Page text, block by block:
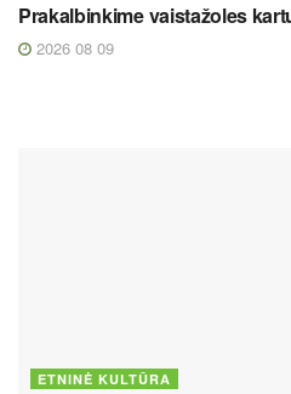
Prakalbinkime vaistažoles
2026 08 09
ETNINĖ KULTŪRA